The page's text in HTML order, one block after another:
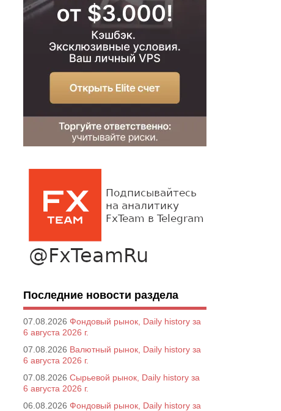
Последние новости раздела
07.08.2026 Фондовый рынок, Daily history за
6 августа 2026 г.
07.08.2026 Валютный рынок, Daily history за
6 августа 2026 г.
07.08.2026 Сырьевой рынок, Daily history за
6 августа 2026 г.
06.08.2026 Фондовый рынок, Daily history за